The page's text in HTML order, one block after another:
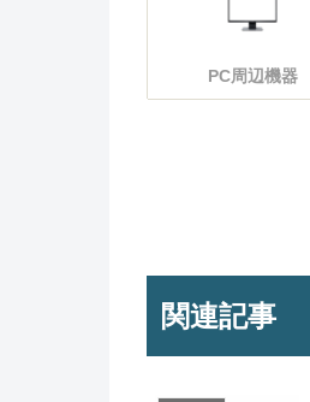
PC周辺機器
関連記事